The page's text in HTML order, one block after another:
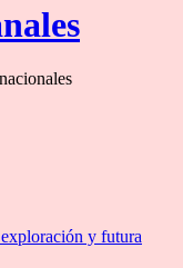
y futura